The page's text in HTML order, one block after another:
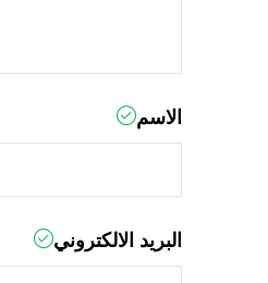
الاسم
البريد الالكتروني